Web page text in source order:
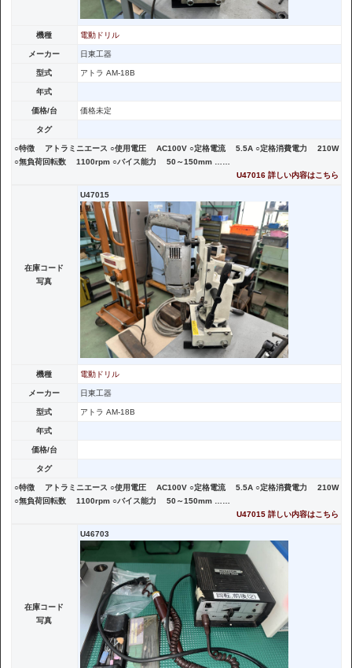
機種 電動ドリル
メーカー 日東工器
型式 アトラ AM-18B
年式
価格/台 価格未定
タグ
○特徴 アトラミニエース ○使用電圧 AC100V ○定格電流 5.5A ○定格消費電力 210W
○無負荷回転数 1100rpm ○バイス能力 50～150mm ……
U47016 詳しい内容はこちら
在庫コード
写真
U47015
機種 電動ドリル
メーカー 日東工器
型式 アトラ AM-18B
年式
価格/台
タグ
○特徴 アトラミニエース ○使用電圧 AC100V ○定格電流 5.5A ○定格消費電力 210W
○無負荷回転数 1100rpm ○バイス能力 50～150mm ……
U47015 詳しい内容はこちら
在庫コード
写真
U46703